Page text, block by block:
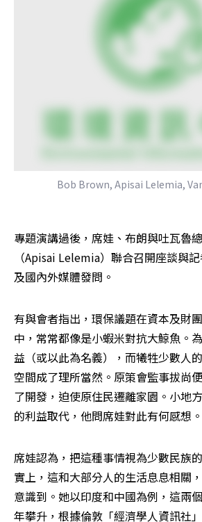
Bob Brown, Apisai Lelemia,
專題演講過後，席娃、布朗與吐瓦魯
（Apisai Lelemia）聯合召開座談與
及國內外媒體發問。
有與會者指出，環保議題在資本及財
中，常常都像是小蝦米對抗大鯨魚。
益（或以此為名義），而犧牲少數人
空間成了理所當然。原策會監事拔尚
了開發，迫使原住民遷離家園。小地
的利益取代，他問席娃對此有何感想。
席娃認為，把這種事情視為少數民族
實上，這和大部分人的生活息息相關
意識到。她以印度和中國為例，這兩
年攀升，根據倫敦「經濟學人資訊社